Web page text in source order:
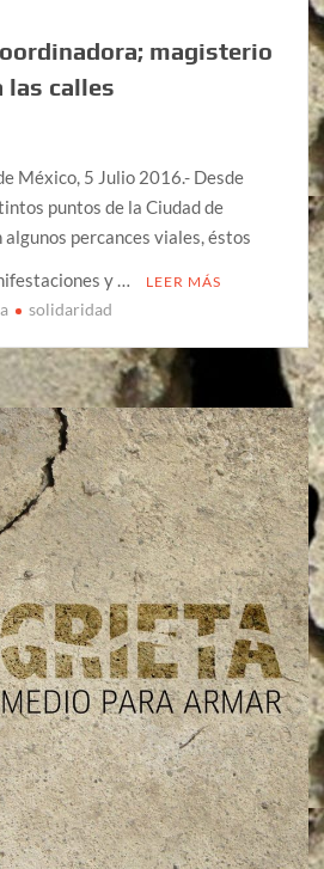
magisterio
las calles
México, 5 Julio 2016.- Desde
puntos de la Ciudad de
percances viales, éstos
y …
LEER MÁS
solidaridad